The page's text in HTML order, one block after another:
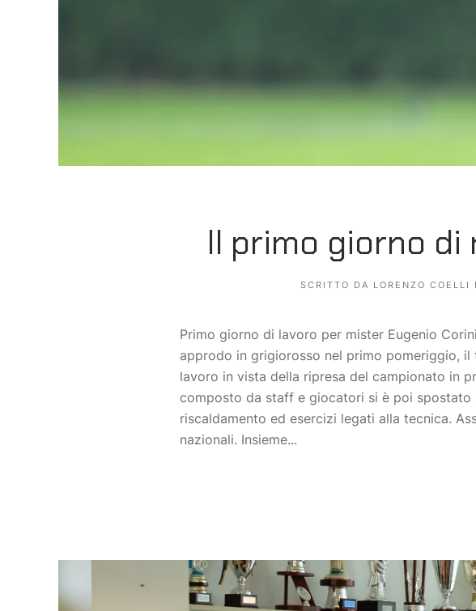
Il primo giorno
SCRITTO DA LORENZO COELLI
Primo giorno di lavoro per mister Eugenio
approdo in grigiorosso nel primo pomeriggio,
lavoro in vista della ripresa del campionato in
composto da staff e giocatori si è poi spostato
riscaldamento ed esercizi legati alla tecnica.
nazionali. Insieme...